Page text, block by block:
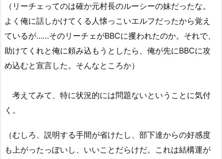
（リーチェってのは確か元村長のルーシーの妹だったな。
よく俺に話しかけてくる人懐っこいエルフだったから覚え
ているが……そのリーチェがBBCに攫われたのか。それで、
助けてくれと俺に頼み込もうとしたら、俺が先にBBCに攻
め込むと宣言した。そんなところか）
考えてみて、特に状況的には問題ないということに気付
く。
（むしろ、説明する手間が省けたし、部下達からの好感度
も上がったっぽいし、いいことだらけだ。これは結構運が